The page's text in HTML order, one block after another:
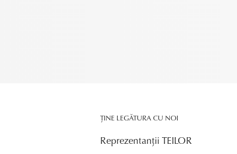
ȚINE LEGĂTURA CU NOI
Reprezentanții TEILOR